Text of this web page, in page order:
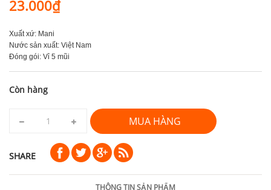
23.000₫
Xuất xứ: Mani
Nước sản xuất: Việt Nam
Đóng gói: Vỉ 5 mũi
Còn hàng
MUA HÀNG
SHARE
THÔNG TIN SẢN PHẨM